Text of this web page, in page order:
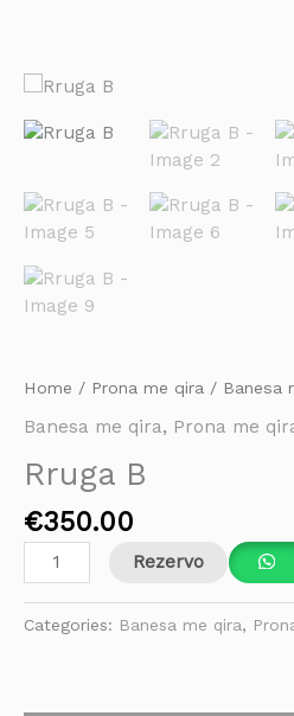
Home / Prona me qira / Banesa
Banesa me qira, Prona me
Rruga B
€350.00
Rruga
quantity
Rezervo
Categories: Banesa me qira,